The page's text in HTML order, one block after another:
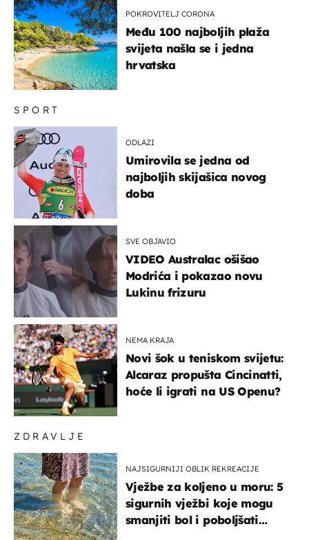
ZDRAVLJE
NAJSIGURNIJI OBLIK REKREACIJE
Vježbe za koljeno u moru: 5
sigurnih vježbi koje mogu
smanjiti bol i poboljšati
SPORT
ODLAZI
Umirovila se jedna od
najboljih skijašica novog
doba
SVE OBJAVIO
VIDEO Australac ošišao
Modrića i pokazao novu
Lukinu frizuru
NEMA KRAJA
Novi šok u teniskom svijetu:
Alcaraz propušta Cincinatti,
hoće li igrati na US Openu?
POKROVITELJ CORONA
Među 100 najboljih plaža
svijeta našla se i jedna
hrvatska